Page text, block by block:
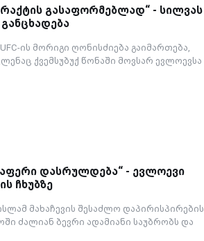
გასაფორმებლად“ - სილვას
ის მორიგი ღონისძიება გაიმართება,
ქვემსუბუქ წონაში მოვსარ ევლოევსა
დასრულდება“ - ევლოევი
ჩხუბზე
მახაჩევის შესაძლო დაპირისპირების
ძალიან ბევრი ადამიანი საუბრობს და